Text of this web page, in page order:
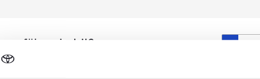
fälg min bil?
för att se om den fälg du valt passar din